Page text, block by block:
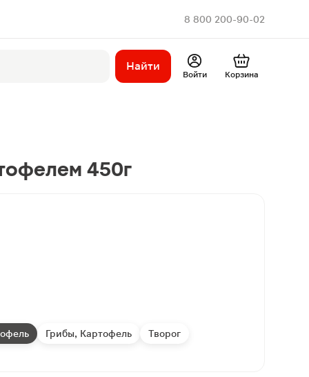
8 800 200-90-02
Найти
Войти Корзина
450г
Грибы, Картофель Творог